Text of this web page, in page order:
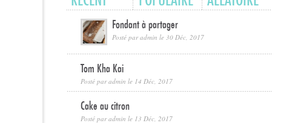
Fondant à partager
Posté paradmin le 30 Déc, 2017
Tom Kha Kai
Posté paradmin le 14 Déc, 2017
Cake au citron
Posté paradmin le 13 Déc, 2017